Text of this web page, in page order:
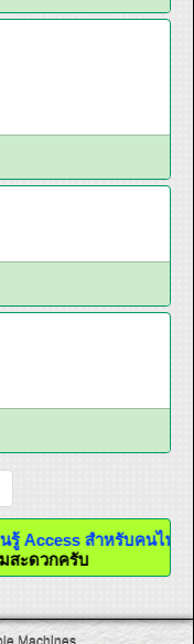
ยนรู้ Access สำหรับคนไ
ามสะดวกครับ
Machines